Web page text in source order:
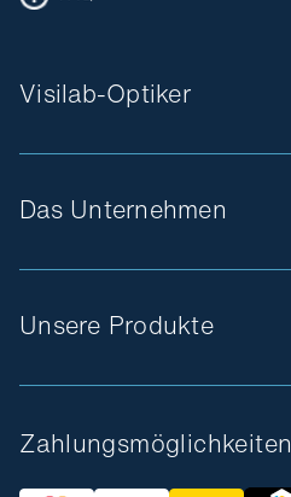
Das Unternehmen
Unsere Produkte
Visilab-Optiker
Zahlungsmöglichkeiten